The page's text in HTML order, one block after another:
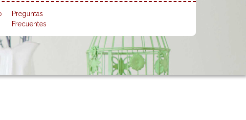
Preguntas
Frecuentes